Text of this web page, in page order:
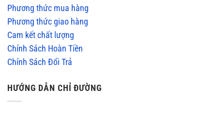
Phương thức mua hàng
Phương thức giao hàng
Cam kết chất lượng
Chính Sách Hoàn Tiền
Chính Sách Đổi Trả
HƯỚNG DẪN CHỈ ĐƯỜNG